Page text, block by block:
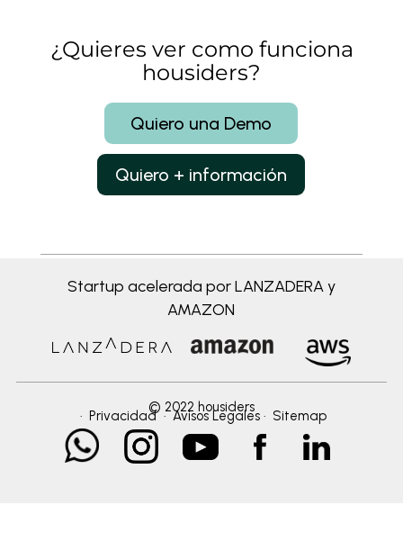
¿Quieres ver como funciona
housiders?
Quiero una Demo
Quiero + información
Startup acelerada por LANZADERA y
AMAZON
© 2022 housiders
· Privacidad·Avisos Legales · Sitemap